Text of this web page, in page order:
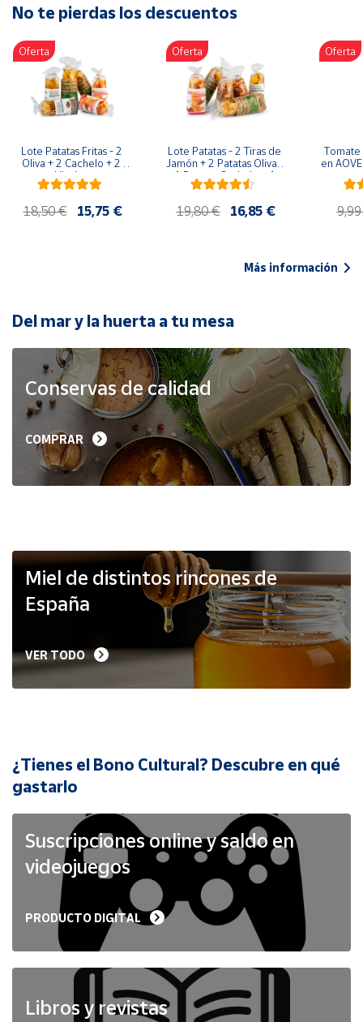
Artesanía
Oficina y
Papelería
Para Canarias,
Ceuta y Melilla
populares
Bono
Cultural
de Correos
Market
Productos
Solidarios
Ayuda
Vendedores
Mapa de
Hazte
vendedor
Cuenta
Ubicación
Península
Baleares
Melilla
No te pierdas los descuentos
Oferta
Lote Patatas Fritas - 2
Oliva + 2 Cachelo + 2
Hierbas
18,50 € 15,75 €
Oferta
Lote Patatas - 2 Tiras de
Jamón + 2 Patatas Oliva +
1 Patatas Cachelo + 1
Patatas Hierbas
19,80 € 16,85 €
Oferta
en
Más información
Del mar y la huerta a tu mesa
Conservas de calidad
COMPRAR
Miel de distintos rincones de
España
VER TODO
¿Tienes el Bono Cultural? Descubre en qué
gastarlo
Suscripciones online y saldo en
videojuegos
PRODUCTO DIGITAL
Libros y revistas